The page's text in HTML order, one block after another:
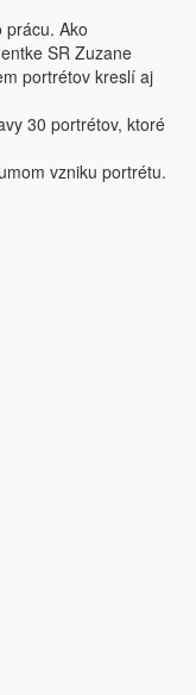
prácu. Ako
SR Zuzane
portrétov kreslí aj
30 portrétov, ktoré
vzniku portrétu.